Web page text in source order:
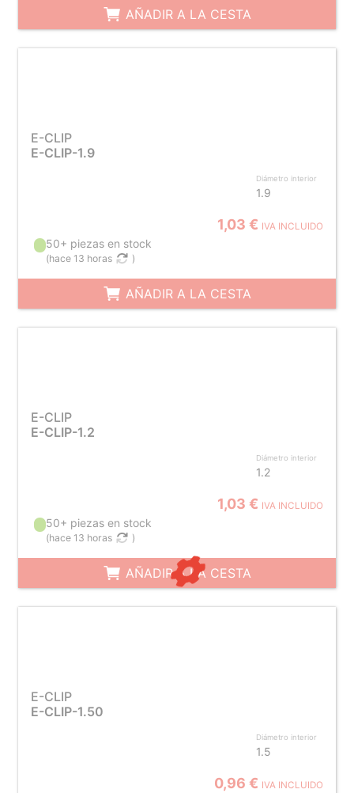
AÑADIR A LA CESTA
E-CLIP
E-CLIP-1.9
Diámetro interior
1.9
1,03 € IVA INCLUIDO
50+ piezas en stock
(hace 13 horas )
AÑADIR A LA CESTA
E-CLIP
E-CLIP-1.2
Diámetro interior
1.2
1,03 € IVA INCLUIDO
50+ piezas en stock
(hace 13 horas )
AÑADIR A LA CESTA
E-CLIP
E-CLIP-1.50
Diámetro interior
1.5
0,96 € IVA INCLUIDO